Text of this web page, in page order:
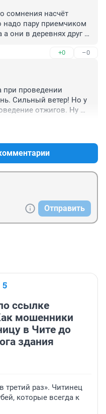
сомнения насчёт
надо пару приемчиком
они в деревнях друг
+0 –0
при проведении
Сильный ветер! Но у
отжигов. Ну
катастрофа.
Отправить
ссылке
мошенники
в Чите до
здания
третий раз». Читинец
которые всегда к